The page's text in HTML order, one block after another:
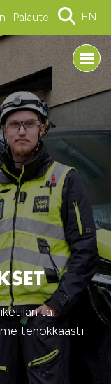
Palaute EN
tai
tehokkaasti